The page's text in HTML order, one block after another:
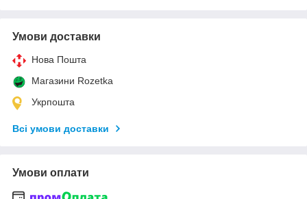
Умови доставки
Нова Пошта
Магазини Rozetka
Укрпошта
Всі умови доставки
Умови оплати